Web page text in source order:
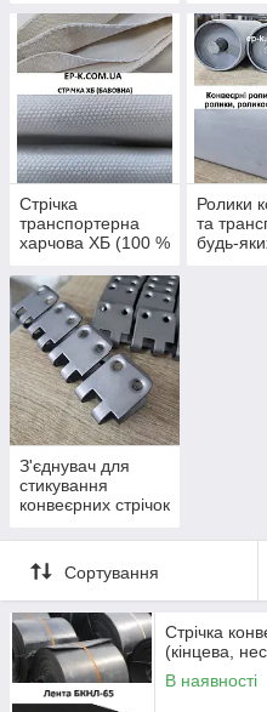
Стрічка
транспортерна
харчова ХБ (100 %
Ролики
та
будь-
З'єднувач для
стикування
конвеєрних стрічок
Сортування
Стрічка
(кінцева,
В наявності